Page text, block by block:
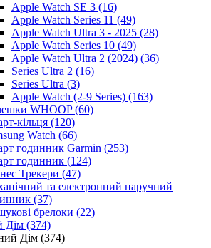
Apple Watch SE 3 (16)
Apple Watch Series 11 (49)
Apple Watch Ultra 3 - 2025 (28)
Apple Watch Series 10 (49)
Apple Watch Ultra 2 (2024) (36)
Series Ultra 2 (16)
Series Ultra (3)
Apple Watch (2-9 Series) (163)
WHOOP (60)
кільця (120)
Watch (66)
годинник Garmin (253)
годинник (124)
Трекери (47)
та електронний наручний
(37)
брелоки (22)
Дім (374)
Дім (374)